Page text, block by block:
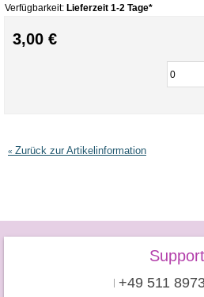
Verfügbarkeit: Lieferzeit 1-2 Tage*
3,00 €
« Zurück zur Artikelinformation
Support
+49 511